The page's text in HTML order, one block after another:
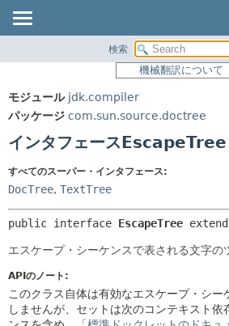
パッケージ
使用
ツリー
新規
非推奨
索引
ヘルプ
サマリ
ネ
メ
コ
メ
検索
機械翻訳について
モジュール jdk.compiler
パッケージ com.sun.source.doctree
インタフェースEscapeTree
すべてのスーパー・インタフェース:
DocTree, TextTree
public interface EscapeTree
エスケープ・シーケンスで表される文字の
APIのノート:
このクラス自体は有効なエスケープ・シー
しませんが、セットは次のコンテキスト依